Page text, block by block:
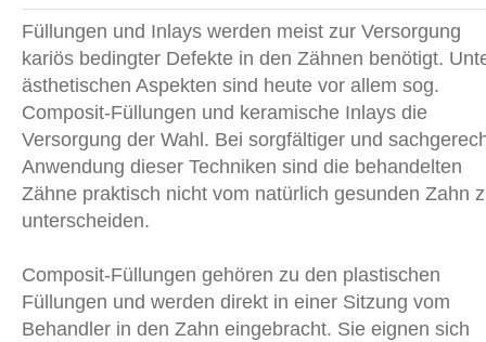
Füllungen und Inlays werden meist zur Versorgung
kariös bedingter Defekte in den Zähnen benötigt.
ästhetischen Aspekten sind heute vor allem sog.
Composit-Füllungen und keramische Inlays die
Versorgung der Wahl. Bei sorgfältiger und
Anwendung dieser Techniken sind die behandelten
Zähne praktisch nicht vom natürlich gesunden Zahn
unterscheiden.
Composit-Füllungen gehören zu den plastischen
Füllungen und werden direkt in einer Sitzung vom
Behandler in den Zahn eingebracht. Sie eignen sich